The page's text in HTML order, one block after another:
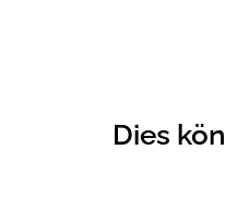
Dies